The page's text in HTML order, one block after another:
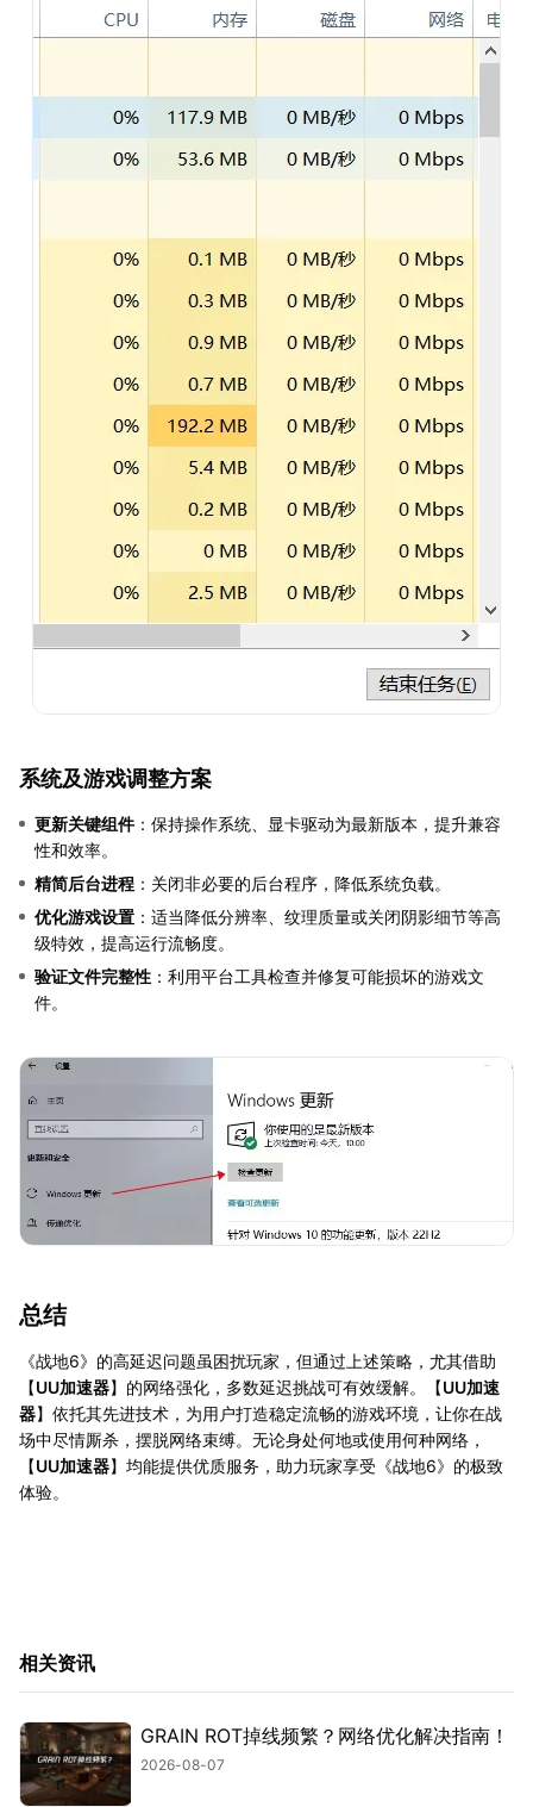
系统及游戏调整方案
更新关键组件：保持操作系统、显卡驱动为最新版本，提升兼容
性和效率。
精简后台进程 ：关闭非必要的后台程序，降低系统负载。
优化游戏设置 ：适当降低分辨率、纹理质量或关闭阴影细节等高
级特效，提高运行流畅度。
验证文件完整性 ：利用平台工具检查并修复可能损坏的游戏文
件。
总结
《战地6》的高延迟问题虽困扰玩家，但通过上述策略，尤其借助
【UU加速器】的网络强化，多数延迟挑战可有效缓解。【UU加速
器】依托其先进技术，为用户打造稳定流畅的游戏环境，让你在战
场中尽情厮杀，摆脱网络束缚。无论身处何地或使用何种网络，
【UU加速器】均能提供优质服务，助力玩家享受《战地6》的极致
体验。
相关资讯
GRAIN ROT掉线频繁？网络优化解决指南！
2026-08-07